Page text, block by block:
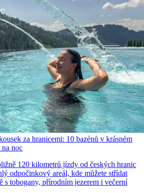
za hranicemi: 10 bazénů v krásném
noc
120 kilometrů jízdy od českých hranic
odpočinkový areál, kde můžete střídat
s tobogany, přírodním jezerem i večerní